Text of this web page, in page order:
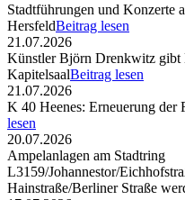
Stadtführungen und Konzerte
HersfeldBeitrag lesen
21.07.2026
Künstler Björn Drenkwitz gibt
KapitelsaalBeitrag lesen
21.07.2026
K 40 Heenes: Erneuerung der
lesen
20.07.2026
Ampelanlagen am Stadtring
L3159/Johannestor/
Hainstraße/Berliner Straße